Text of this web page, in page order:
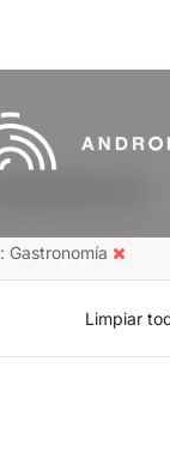
Gastronomía
Limpiar